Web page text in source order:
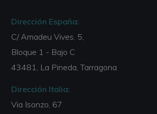
Dirección España:
C/ Amadeu Vives, 5,
Bloque 1 - Bajo C
43481, La Pineda, Tarragona
Dirección Italia:
Via Isonzo, 67